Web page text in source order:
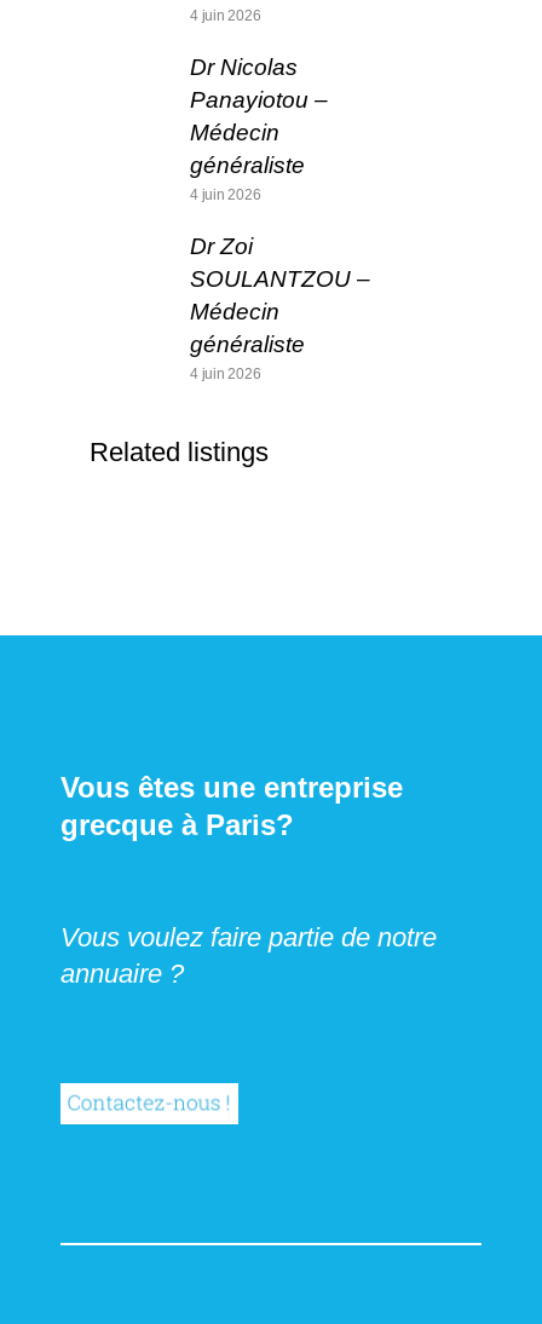
4 juin 2026
Dr Nicolas
Panayiotou –
Médecin
généraliste
4 juin 2026
Dr Zoi
SOULANTZOU –
Médecin
généraliste
4 juin 2026
Related listings
Vous êtes une entreprise
grecque à Paris?
Vous voulez faire partie de notre
annuaire ?